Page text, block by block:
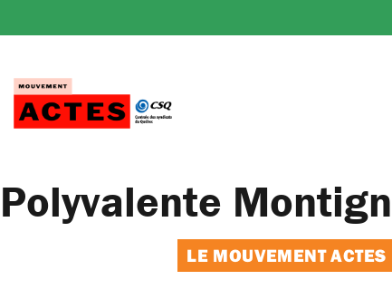
au
Polyvalente
LE MOUVEMENT